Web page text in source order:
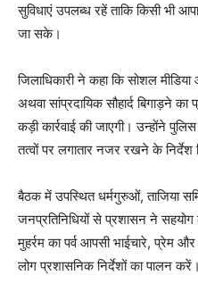
सुविधाएं उपलब्ध रहें ताकि किसी भी
जा सके।
जिलाधिकारी ने कहा कि सोशल
अथवा सांप्रदायिक सौहार्द बिगाड़ने
कड़ी कार्रवाई की जाएगी। उन्होंने
तत्वों पर लगातार नजर रखने के निर्देश
बैठक में उपस्थित धर्मगुरुओं, ताजिया
जनप्रतिनिधियों से प्रशासन ने
मुहर्रम का पर्व आपसी भाईचारे, प्रेम
लोग प्रशासनिक निर्देशों का पालन करें।